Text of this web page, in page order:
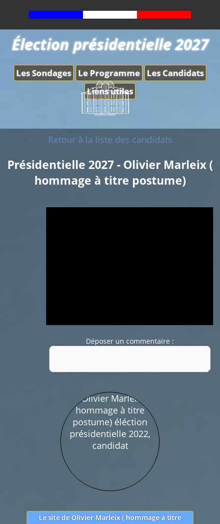
Les Sondages Le Programme
Les Candidats
Liens utiles
Élection présidentielle 2027
Retour à la liste des candidats
Présidentielle 2027 - Olivier Marleix (
hommage à titre postume)
Déposer un commentaire :
Mail :
Fonction de commentaires dédiée au débat citoyen.
Pas d'insultes. Merci.
Le site de Olivier Marleix ( hommage à titre